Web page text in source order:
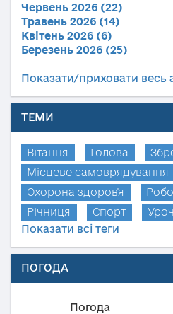
Червень 2026 (22)
Травень 2026 (14)
Квітень 2026 (6)
Березень 2026 (25)
Показати/приховати весь
ТЕМИ
Вітання Голова
Місцеве самоврядування
Охорона здоров'я
Річниця
Спорт
Показати всі теги
ПОГОДА
Погода